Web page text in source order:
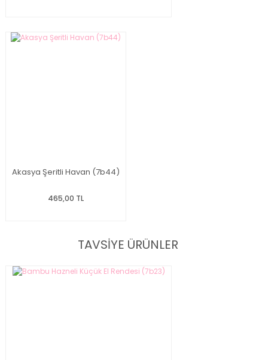
Akasya Şeritli Havan (7b44)
465,00 TL
TAVSİYE ÜRÜNLER